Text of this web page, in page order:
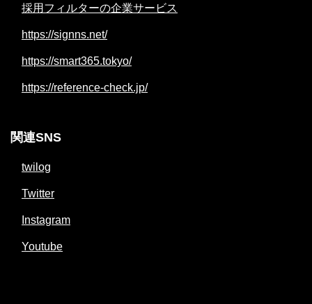
採用フィルターの企業サービス
https://signns.net/
https://smart365.tokyo/
https://reference-check.jp/
関連SNS
twilog
Twitter
Instagram
Youtube